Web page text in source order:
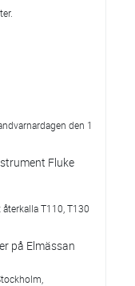
den 1
Fluke
T110, T130
på Elmässan